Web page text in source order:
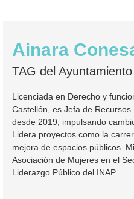
Ainara
TAG del
Licenciada en Derecho y
Castellón, es Jefa de
desde 2019, impulsando
Lidera proyectos como la
mejora de espacios públicos.
Asociación de Mujeres en el
Liderazgo Público del INAP.